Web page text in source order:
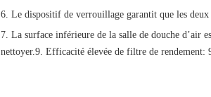
6. Le dispositif de verrouillage garantit que les deux
7. La surface inférieure de la salle de douche d’air
nettoyer.9. Efficacité élevée de filtre de rendement: